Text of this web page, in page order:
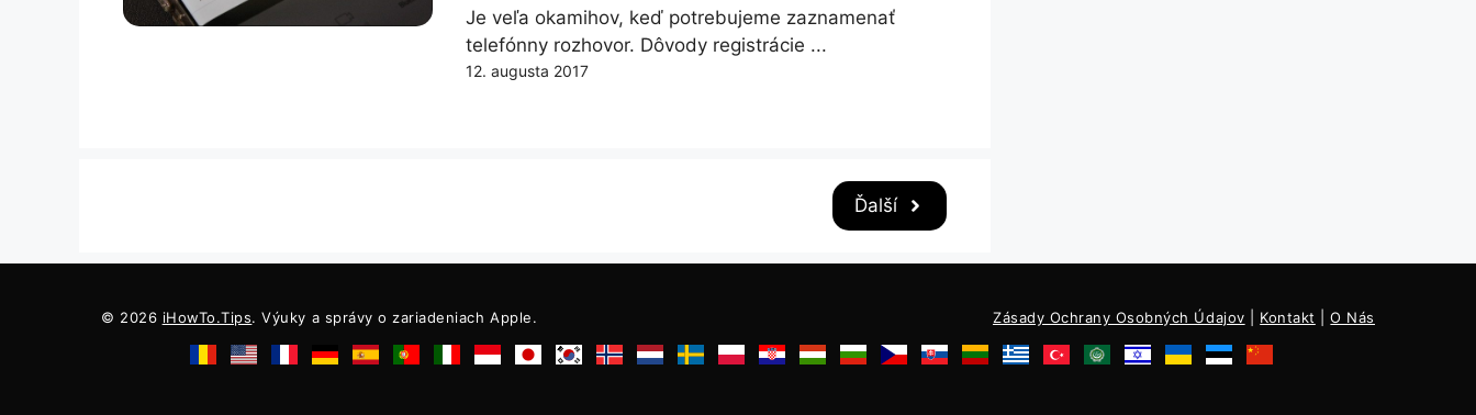
Je veľa okamihov, keď potrebujeme zaznamenať
telefónny rozhovor. Dôvody registrácie ...
12. augusta 2017
Ďalší
© 2026 iHowTo.Tips. Výuky a správy o zariadeniach Apple. Zásady Ochrany Osobných Údajov Kontakt |O Nás